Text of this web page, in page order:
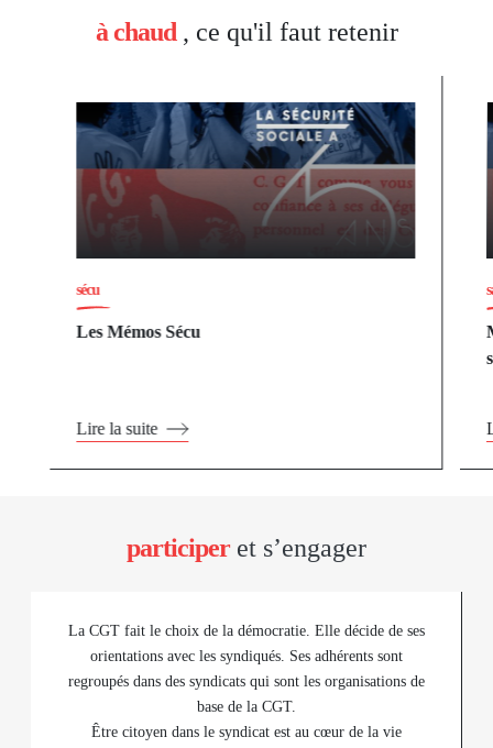
à chaud, ce qu'il faut retenir
sécu
Les Mémos Sécu
Lire la suite
participeret s’engager
La CGT fait le choix de la démocratie. Elle décide de ses
orientations avec les syndiqués. Ses adhérents sont
regroupés dans des syndicats qui sont les organisations de
base de la CGT.
Être citoyen dans le syndicat est au cœur de la vie